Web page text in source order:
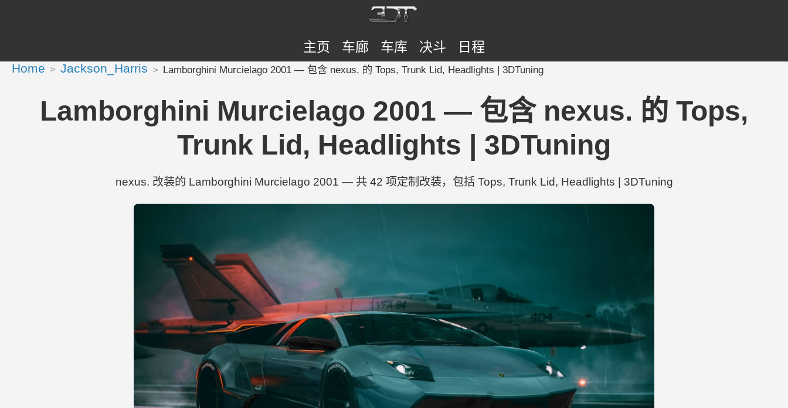
主页 车廊 车库 决斗 日程
Home Jackson_Harris Lamborghini Murcielago 2001 — 包含 nexus. 的 Tops, Trunk Lid, Headlights | 3DTuning
Lamborghini Murcielago 2001 — 包含 nexus. 的 Tops,
Trunk Lid, Headlights | 3DTuning
nexus. 改装的 Lamborghini Murcielago 2001 — 共 42 项定制改装，包括 Tops, Trunk Lid, Headlights | 3DTuning